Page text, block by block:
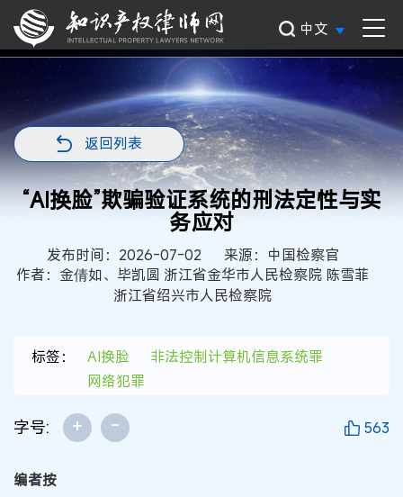
中文
返回列表
“AI换脸”欺骗验证系统的刑法定性与实
务应对
发布时间：2026-07-02
来源：中国检察官
作者：金倩如、毕凯圆 浙江省金华市人民检察院 陈雪菲
浙江省绍兴市人民检察院
标签： AI换脸
非法控制计算机信息系统罪
网络犯罪
字号: + - 563
编者按